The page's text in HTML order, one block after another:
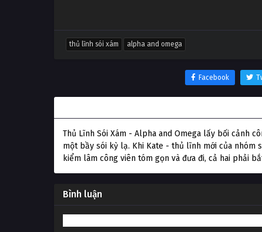
thủ lĩnh sói xám alpha and omega
Facebook
Thủ Lĩnh Sói Xám - Alpha and Omega lấy bối cảnh
một bầy sói kỳ lạ. Khi Kate - thủ lĩnh mới của nhóm
kiểm lâm công viên tóm gọn và đưa đi, cả hai phải
Bình luận